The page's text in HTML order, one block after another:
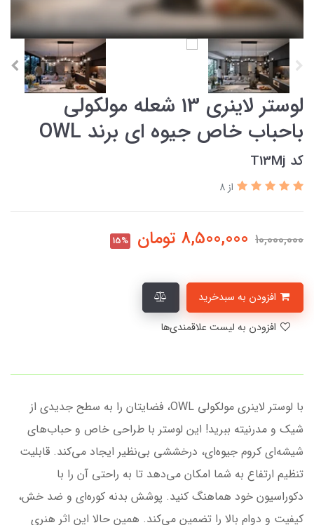
لوستر لاینری 13 شعله مولکولی
باحباب خاص جیوه ای برند OWL
کد T13Mj
از 8
10,000,000
8,500,000 تومان 15%
با لوستر لاینری مولکولی OWL، فضایتان را به سطح جدیدی از
شیک و مدرنیته ببرید! این لوستر با طراحی خاص و حباب‌های
شیشه‌ای کروم جیوه‌ای، درخششی بی‌نظیر ایجاد می‌کند. قابلیت
تنظیم ارتفاع به شما امکان می‌دهد تا به راحتی آن را با
دکوراسیون خود هماهنگ کنید. پوشش بدنه کوره‌ای و ضد خش،
کیفیت و دوام بالا را تضمین می‌کند. همین حالا این اثر هنری